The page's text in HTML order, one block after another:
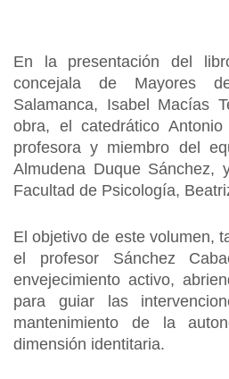
En la presentación del
concejala de Mayores
Salamanca, Isabel Macías
obra, el catedrático
profesora y miembro del
Almudena Duque Sánchez,
Facultad de Psicología,
El objetivo de este volumen,
el profesor Sánchez
envejecimiento activo,
para guiar las
mantenimiento de la
dimensión identitaria.